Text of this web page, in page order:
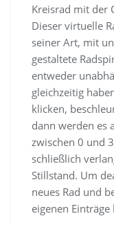
Kreisrad mit der
Dieser virtuelle
seiner Art, mit
gestaltete
entweder
gleichzeitig
klicken,
dann werden es
zwischen 0 und
schließlich
Stillstand. Um
neues Rad und
eigenen